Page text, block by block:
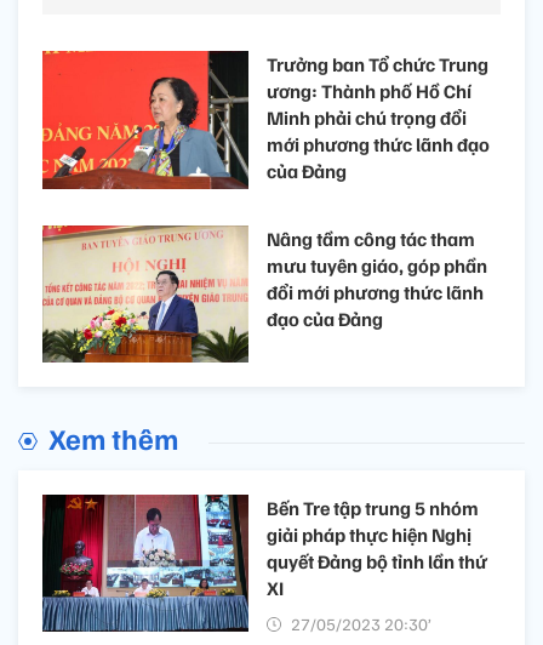
Trưởng ban Tổ chức Trung
ương: Thành phố Hồ Chí
Minh phải chú trọng đổi
mới phương thức lãnh đạo
của Đảng
Nâng tầm công tác tham
mưu tuyên giáo, góp phần
đổi mới phương thức lãnh
đạo của Đảng
Xem thêm
Bến Tre tập trung 5 nhóm
giải pháp thực hiện Nghị
quyết Đảng bộ tỉnh lần thứ
XI
27/05/2023 20:30’